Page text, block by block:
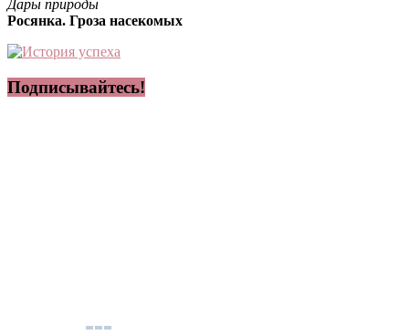
Дары природы
Росянка. Гроза насекомых
Подписывайтесь!